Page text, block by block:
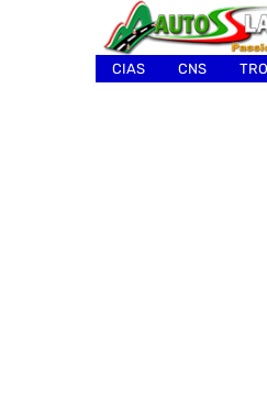
CIAS CNS